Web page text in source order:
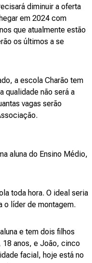
diminuir a oferta
em 2024 com
que atualmente estão
os últimos a se
a escola Charão tem
qualidade não será a
vagas serão
aluna do Ensino Médio,
toda hora. O ideal seria
o líder de montagem.
e tem dois filhos
18 anos, e João, cinco
facial, hoje está no